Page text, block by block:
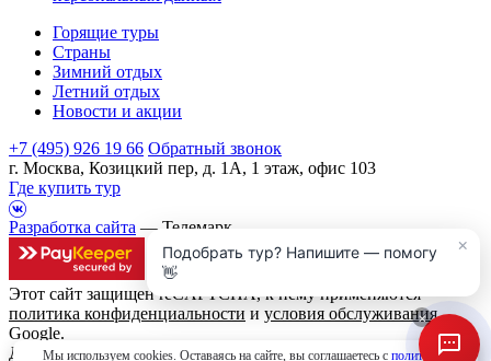
Горящие туры
Страны
Зимний отдых
Летний отдых
Новости и акции
+7 (495) 926 19 66 Обратный звонок
г. Москва, Козицкий пер, д. 1А, 1 этаж, офис 103
Где купить тур
Разработка сайта — Телемарк
Этот сайт защищен reCAPTCHA, к нему применяются
политика конфиденциальности и условия обслуживания
Google.
Данный интернет сайт носит исключительно
Мы используем cookies. Оставаясь на сайте, вы соглашаетесь с политикой
×
Подобрать тур? Напишите — помогу
👋
×